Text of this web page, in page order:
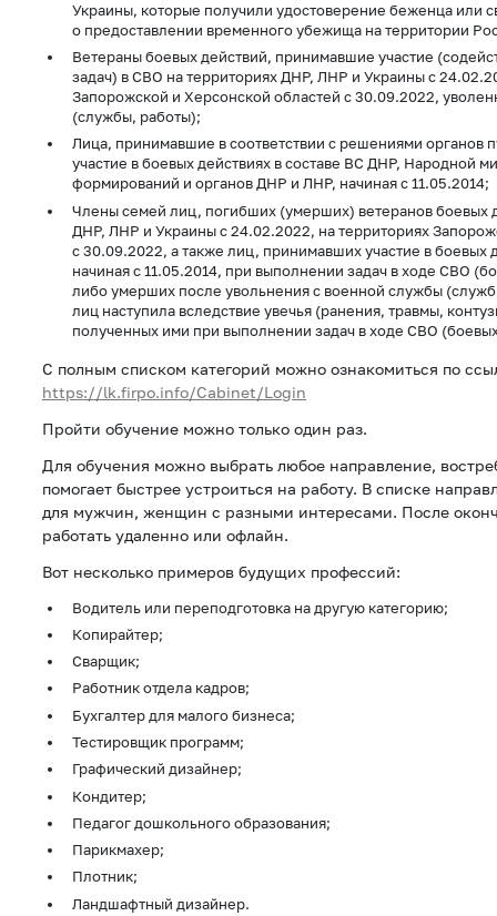
Украины, которые получили удостоверение беженца или
о предоставлении временного убежища на территории
Ветераны боевых действий, принимавшие участие
задач) в СВО на территориях ДНР, ЛНР и Украины с
Запорожской и Херсонской областей с 30.09.2022,
(службы, работы);
Лица, принимавшие в соответствии с решениями органов
участие в боевых действиях в составе ВС ДНР, Народной
формирований и органов ДНР и ЛНР, начиная с 11.05.2014;
Члены семей лиц, погибших (умерших) ветеранов боевых
ДНР, ЛНР и Украины с 24.02.2022, на территориях
с 30.09.2022, а также лиц, принимавших участие в боевых
начиная с 11.05.2014, при выполнении задач в ходе СВО
либо умерших после увольнения с военной службы
лиц наступила вследствие увечья (ранения, травмы,
полученных ими при выполнении задач в ходе СВО
С полным списком категорий можно ознакомиться по
https://lk.firpo.info/Cabinet/Login
Пройти обучение можно только один раз.
Для обучения можно выбрать любое направление,
помогает быстрее устроиться на работу. В списке
для мужчин, женщин с разными интересами. После
работать удаленно или офлайн.
Вот несколько примеров будущих профессий:
Водитель или переподготовка на другую категорию;
Копирайтер;
Сварщик;
Работник отдела кадров;
Бухгалтер для малого бизнеса;
Тестировщик программ;
Графический дизайнер;
Кондитер;
Педагог дошкольного образования;
Парикмахер;
Плотник;
Ландшафтный дизайнер.